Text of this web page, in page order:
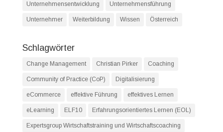
Unternehmensentwicklung Unternehmensführung
Unternehmer Weiterbildung Wissen Österreich
Schlagwörter
Change Management Christian Pirker Coaching
Community of Practice (CoP) Digitalisierung
eCommerce effektive Führung effektives Lernen
eLearning ELF10 Erfahrungsorientiertes Lernen (EOL)
Expertsgroup Wirtschaftstraining und Wirtschaftscoaching